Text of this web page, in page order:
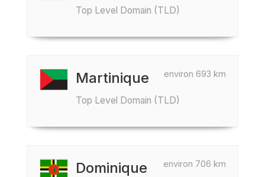
Top Level Domain (TLD)
environ 693 km
Martinique
Top Level Domain (TLD)
environ 706 km
Dominique